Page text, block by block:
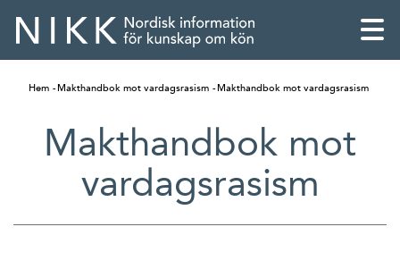
Hem Makthandbok mot vardagsrasism Makthandbok mot vardagsrasism
Makthandbok mot
vardagsrasism